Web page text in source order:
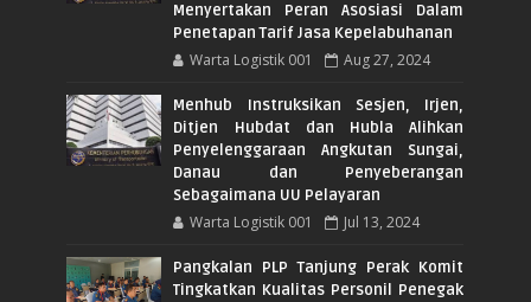
Menyertakan Peran Asosiasi Dalam
Penetapan Tarif Jasa Kepelabuhanan
Warta Logistik 001 Aug 27, 2024
Menhub Instruksikan Sesjen, Irjen,
Ditjen Hubdat dan Hubla Alihkan
Penyelenggaraan Angkutan Sungai,
Danau dan Penyeberangan
Sebagaimana UU Pelayaran
Warta Logistik 001 Jul 13, 2024
Pangkalan PLP Tanjung Perak Komit
Tingkatkan Kualitas Personil Penegak